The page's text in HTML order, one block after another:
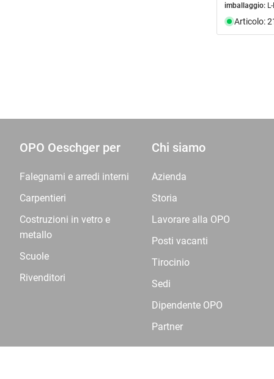
imballaggio:
Articolo:
OPO Oeschger per
Falegnami e arredi interni
Carpentieri
Costruzioni in vetro e
metallo
Scuole
Rivenditori
Chi siamo
Azienda
Storia
Lavorare alla OPO
Posti vacanti
Tirocinio
Sedi
Dipendente OPO
Partner